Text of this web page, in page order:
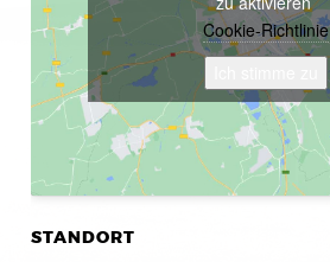
STANDORT
Cookie-Richtlinie